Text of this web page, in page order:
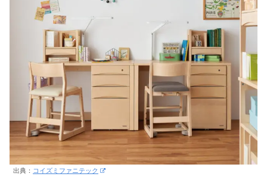
出典： コイズミファニテック